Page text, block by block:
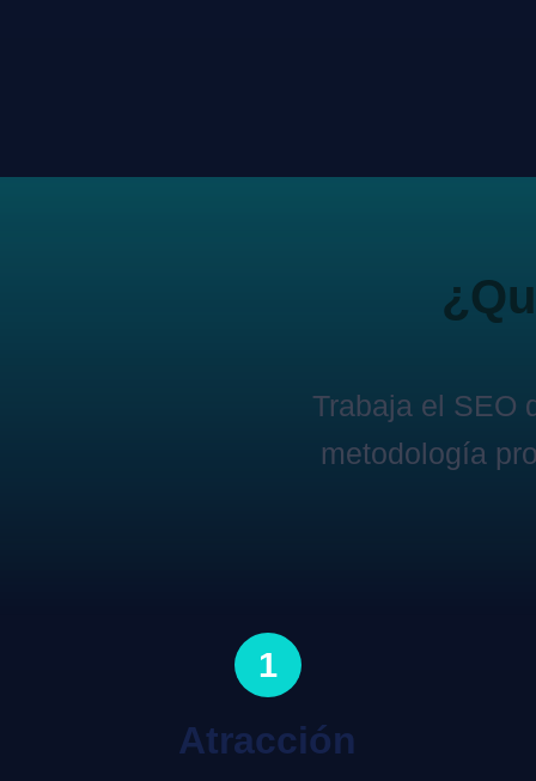
Trabaja el SEO
metodología
1
Atracción